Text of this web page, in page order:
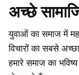
अच्छे
युवाओं का समाज में
विचारों का सबसे
हमारे समाज का